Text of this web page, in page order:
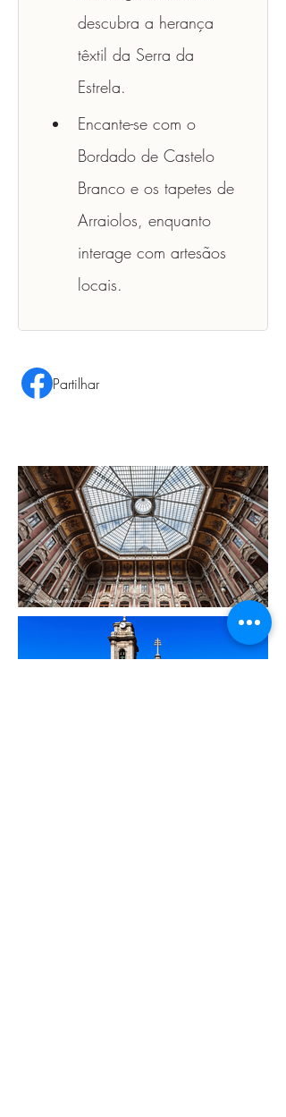
descubra a herança
têxtil da Serra da
Estrela.
Encante-se com o
Bordado de Castelo
Branco e os tapetes de
Arraiolos, enquanto
interage com artesãos
locais.
Partilhar